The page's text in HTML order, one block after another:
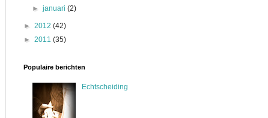
►januari(2)
► 2012 (42)
► 2011 (35)
Populaire berichten
Echtscheiding